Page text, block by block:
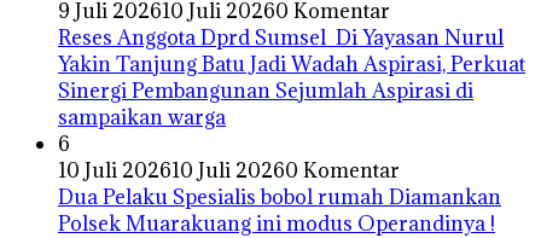
9 Juli 202610 Juli 20260 Komentar
Reses Anggota Dprd Sumsel Di Yayasan Nurul
Yakin Tanjung Batu Jadi Wadah Aspirasi, Perkuat
Sinergi Pembangunan Sejumlah Aspirasi di
sampaikan warga
6
10 Juli 202610 Juli 20260 Komentar
Dua Pelaku Spesialis bobol rumah Diamankan
Polsek Muarakuang ini modus Operandinya !